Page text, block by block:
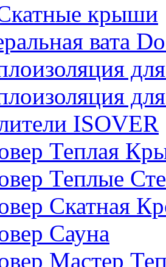
крыши
вата
ISOVER
Теплая
Теплые
Скатная
Сауна
Мастер